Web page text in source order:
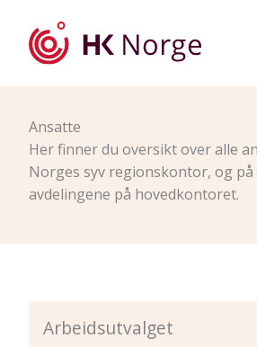
Ansatte
Her finner du oversikt over alle
Norges syv regionskontor, og på
avdelingene på hovedkontoret.
Arbeidsutvalget